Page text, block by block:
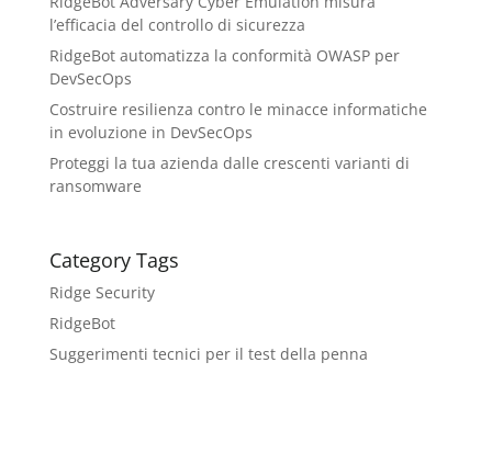
l’efficacia del controllo di sicurezza
RidgeBot automatizza la conformità OWASP per
DevSecOps
Costruire resilienza contro le minacce informatiche
in evoluzione in DevSecOps
Proteggi la tua azienda dalle crescenti varianti di
ransomware
Category Tags
Ridge Security
RidgeBot
Suggerimenti tecnici per il test della penna